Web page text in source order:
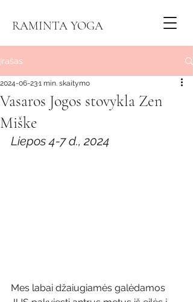
RAMINTA YOGA
Įrašas
Vasaros Jogos stovykla Zen
Miške
2024-06-231 min. skaitymo
Liepos 4-7 d., 2024
Mes labai džaiugiamės galėdamos